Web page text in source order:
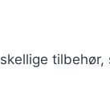
tilbehør,